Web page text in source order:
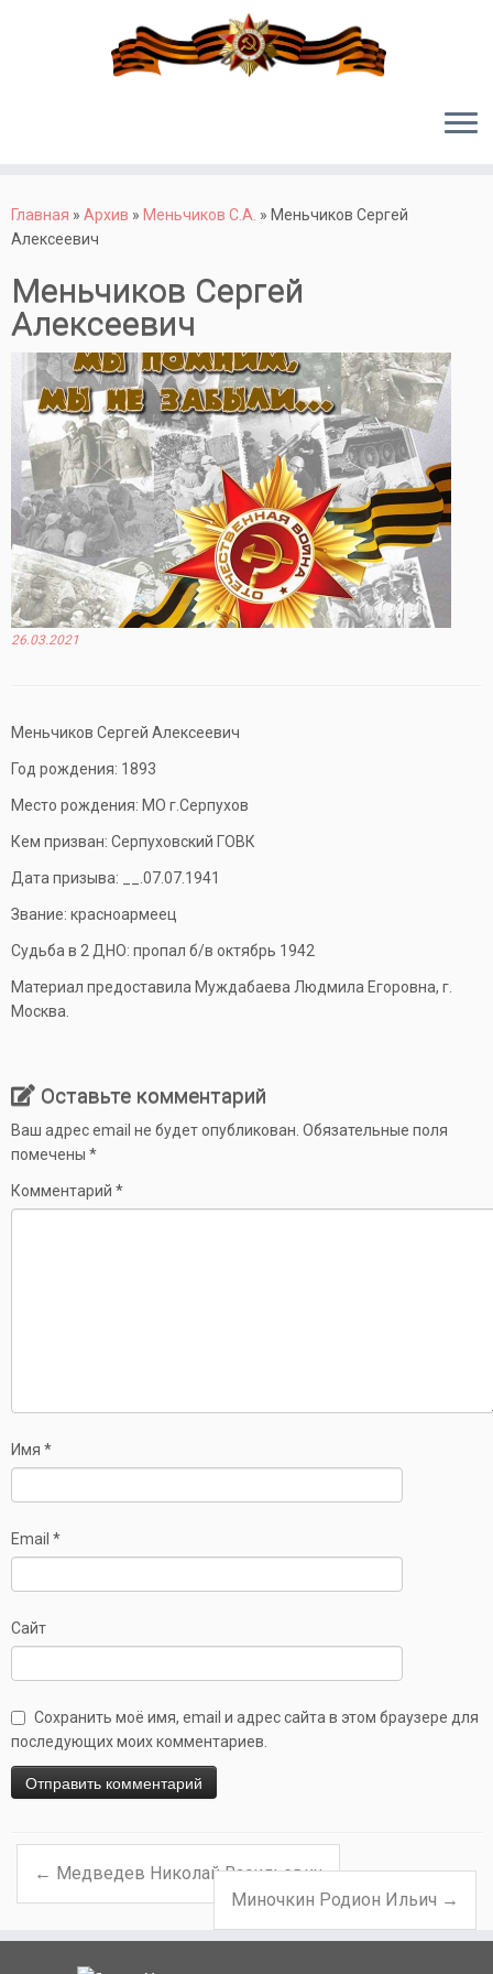
содержимому
Главная » Архив » Меньчиков С.А. » Меньчиков Сергей
Алексеевич
Меньчиков Сергей
Алексеевич
26.03.2021
Меньчиков Сергей Алексеевич
Год рождения: 1893
Место рождения: МО г.Серпухов
Кем призван: Серпуховский ГОВК
Дата призыва: __.07.07.1941
Звание: красноармеец
Судьба в 2 ДНО: пропал б/в октябрь 1942
Материал предоставила Муждабаева Людмила Егоровна, г.
Москва.
Оставьте комментарий
Ваш адрес email не будет опубликован. Обязательные поля
помечены *
Комментарий *
Имя *
Email *
Сайт
Сохранить моё имя, email и адрес сайта в этом браузере для
последующих моих комментариев.
Навигация по записям
← Медведев Николай Васильевич
Миночкин Родион Ильич →